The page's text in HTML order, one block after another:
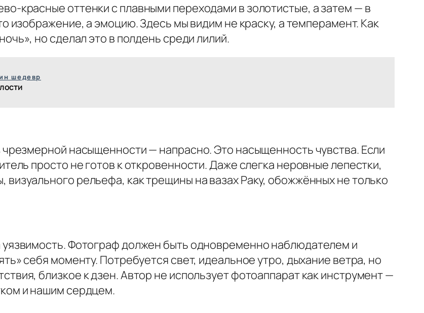
красные оттенки с плавными переходами в золотистые, а затем — в
изображение, а эмоцию. Здесь мы видим не краску, а темперамент. Как
но сделал это в полдень среди лилий.
шедевр
чрезмерной насыщенности — напрасно. Это насыщенность чувства. Если
просто не готов к откровенности. Даже слегка неровные лепестки,
рельефа, как трещины на вазах Раку, обожжённых не только
Фотограф должен быть одновременно наблюдателем и
себя моменту. Потребуется свет, идеальное утро, дыхание ветра, но
близкое к дзен. Автор не использует фотоаппарат как инструмент —
и нашим сердцем.